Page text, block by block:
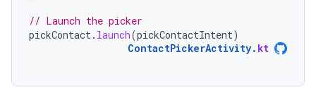
// Launch the picker
pickContact. launch(pickContactIntent)
ContactPickerActivity. kt